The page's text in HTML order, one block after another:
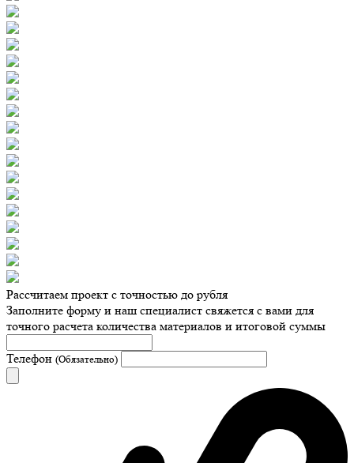
Рассчитаем проект с точностью до рубля
Заполните форму и наш специалист свяжется с вами для
точного расчета количества материалов и итоговой суммы
Телефон (Обязательно)